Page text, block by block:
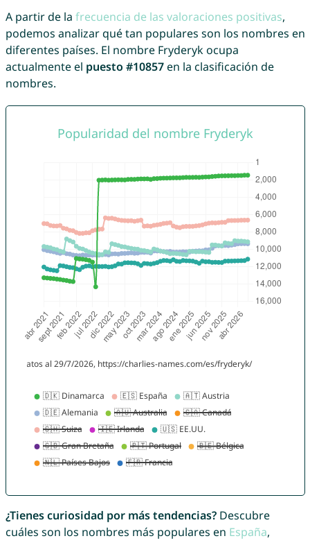
A partir de la frecuencia de las valoraciones positivas,
podemos analizar qué tan populares son los nombres en
diferentes países. El nombre Fryderyk ocupa
actualmente el puesto #10857en la clasificación de
nombres.
¿Tienes curiosidad por más tendencias?Descubre
cuáles son los nombres más populares en España,